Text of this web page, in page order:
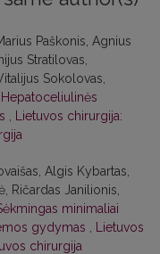
Paškonis, Agnius
Stratilovas,
Sokolovas,
Hepatoceliulinės
Lietuvos chirurgija:
Algis Kybartas,
Ričardas Janilionis,
minimaliai
gydymas
Lietuvos
chirurgija